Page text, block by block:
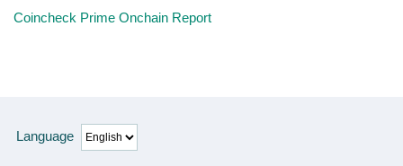
Coincheck Prime Onchain Report
Language